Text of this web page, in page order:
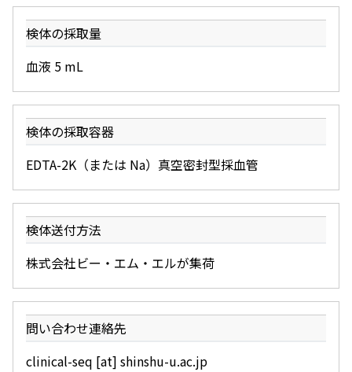
検体の採取量
血液 5 mL
検体の採取容器
EDTA-2K（または Na）真空密封型採血管
検体送付方法
株式会社ビー・エム・エルが集荷
問い合わせ連絡先
clinical-seq [at] shinshu-u.ac.jp